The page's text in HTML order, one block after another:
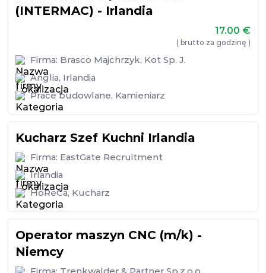
(INTERMAC) - Irlandia
17.00 €
( brutto za godzinę )
Firma: Brasco Majchrzyk, Kot Sp. J.
Anglia, Irlandia
Prace budowlane, Kamieniarz
Kucharz Szef Kuchni Irlandia
Firma: EastGate Recruitment
Irlandia
HoReCa, Kucharz
Operator maszyn CNC (m/k) -
Niemcy